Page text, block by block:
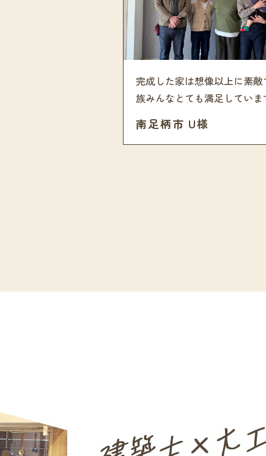
完成した家は想像以上に素敵
族みんなとても満足していま
南足柄市 U様